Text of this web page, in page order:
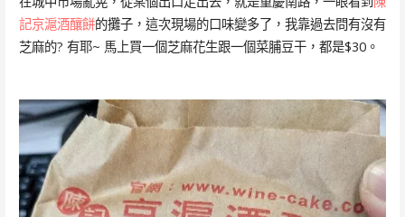
記京滬酒釀餅的攤子，這次現場的口味變多了，我靠過去問有沒有
芝麻的? 有耶~ 馬上買一個芝麻花生跟一個菜脯豆干，都是$30。